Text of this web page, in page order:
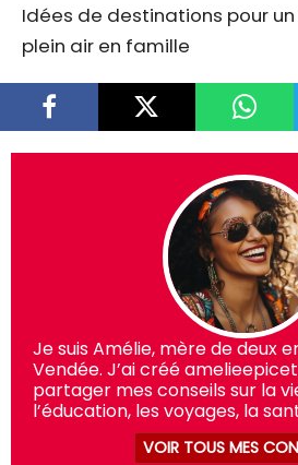
Idées de destinations pour
plein air en famille
Je suis Amélie, mère de deux
Vendée. J’ai créé
partager mes conseils sur la
l’éducation, les voyages, la
VOIR TOUS MES